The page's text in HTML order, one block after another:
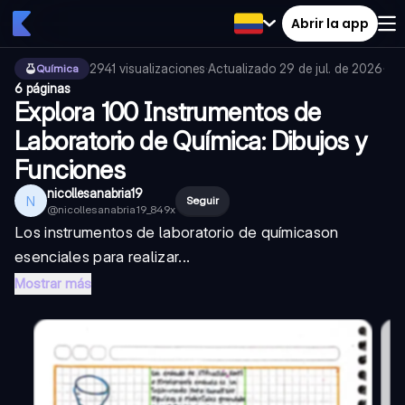
Abrir la app
Química 2941 visualizaciones·Actualizado 29 de jul. de 2026·
6 páginas
Explora 100 Instrumentos de
Laboratorio de Química: Dibujos y
Funciones
N nicollesanabria19
@nicollesanabria19_849x
Seguir
Losinstrumentos de laboratorio de químicason
esenciales para realizar...
Mostrar más